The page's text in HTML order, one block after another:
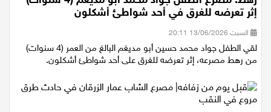
إثر تعرضه للغرق في أحد شواطئ أشكلون
السبت 13/06/2026 20:11
لقي الطفل جواد محمد حسين أبو مديغم البالغ من العمر (4 سنوات)